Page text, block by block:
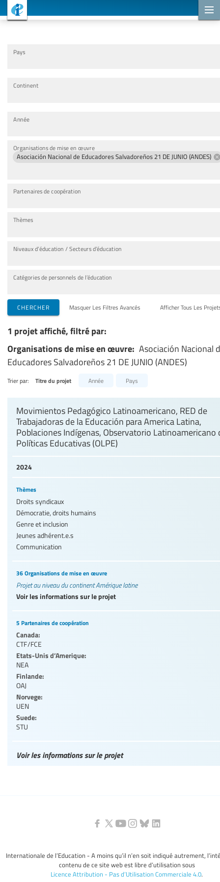
Pays
Continent
Année
Organisations de mise en œuvre
Asociación Nacional de Educadores Salvadoreños 21 DE JUNIO (ANDES)
Partenaires de coopération
Thèmes
Niveaux d’éducation / Secteurs d’éducation
Catégories de personnels de l’éducation
CHERCHER Masquer Les Filtres Avancés Afficher Tous Les
1 projet affiché, filtré par:
Organisations de mise en œuvre: Asociación Nacional
Educadores Salvadoreños 21 DE JUNIO (ANDES)
Trier par: Titre du projet Année Pays
2024
Movimientos Pedagógico Latinoamericano, RED de
Trabajadoras de la Educación para America Latina,
Poblaciones Indígenas, Observatorio Latinoamericano
Políticas Educativas (OLPE)
Thèmes
Droits syndicaux
Démocratie, droits humains
Genre et inclusion
Jeunes adhérent.e.s
Communication
36 Organisations de mise en œuvre
Projet au niveau du continent Amérique latine
Voir les informations sur le projet
5 Partenaires de coopération
Canada:
CTF/FCE
Etats-Unis d’Amerique:
NEA
Finlande:
OAJ
Norvege:
UEN
Suede:
STU
Voir les informations sur le projet
Internationale de l’Education - A moins qu’il n’en soit indiqué autrement,
contenu de ce site web est libre d’utilisation sous
Licence Attribution - Pas d’Utilisation Commerciale 4.0.